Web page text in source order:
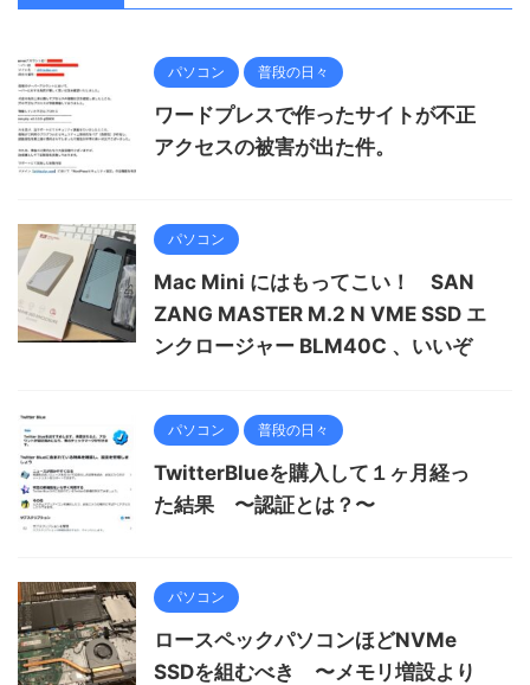
パソコン 普段の日々
ワードプレスで作ったサイトが不正
アクセスの被害が出た件。
パソコン
Mac Mini にはもってこい！ SAN
ZANG MASTER M.2 N VME SSD エ
ンクロージャー BLM40C 、いいぞ
パソコン 普段の日々
TwitterBlueを購入して１ヶ月経っ
た結果 〜認証とは？〜
パソコン
ロースペックパソコンほどNVMe
SSDを組むべき 〜メモリ増設より